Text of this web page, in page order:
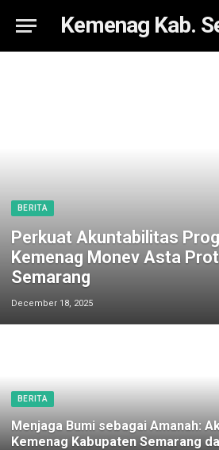
Kemenag Kab.
BERITA
Perkuat Akuntabilitas
Kemenag Monev Asta
Semarang
December 18, 2025
BERITA
Menjaga Bumi sebagai Amanah:
Kemenag Kabupaten Semarang